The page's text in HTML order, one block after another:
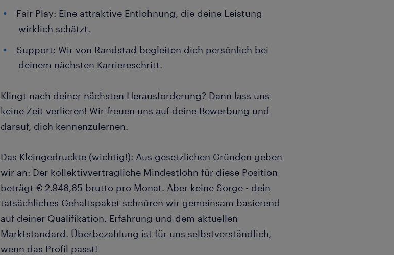
Fair Play: Eine attraktive Entlohnung, die deine Leistung
wirklich schätzt.
Support: Wir von Randstad begleiten dich persönlich bei
deinem nächsten Karriereschritt.
Klingt nach deiner nächsten Herausforderung? Dann lass uns
keine Zeit verlieren! Wir freuen uns auf deine Bewerbung und
darauf, dich kennenzulernen.
Das Kleingedruckte (wichtig!): Aus gesetzlichen Gründen geben
wir an: Der kollektivvertragliche Mindestlohn für diese Position
beträgt € 2.948,85 brutto pro Monat. Aber keine Sorge - dein
tatsächliches Gehaltspaket schnüren wir gemeinsam basierend
auf deiner Qualifikation, Erfahrung und dem aktuellen
Marktstandard. Überbezahlung ist für uns selbstverständlich,
wenn das Profil passt!